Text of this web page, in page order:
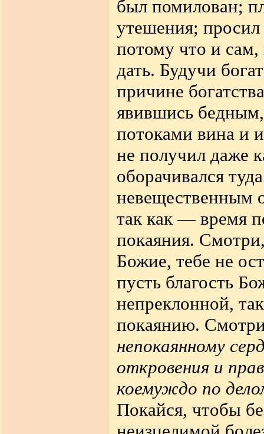
был помилован;
утешения; просил
потому что и сам,
дать. Будучи
причине
явившись бедным,
потоками вина и
не получил даже
оборачивался
невещественным
так как — время
покаяния.
Божие, тебе не
пусть благость
непреклонной,
покаянию.
непокаянному
откровения и
коемуждо по
Покайся, чтобы